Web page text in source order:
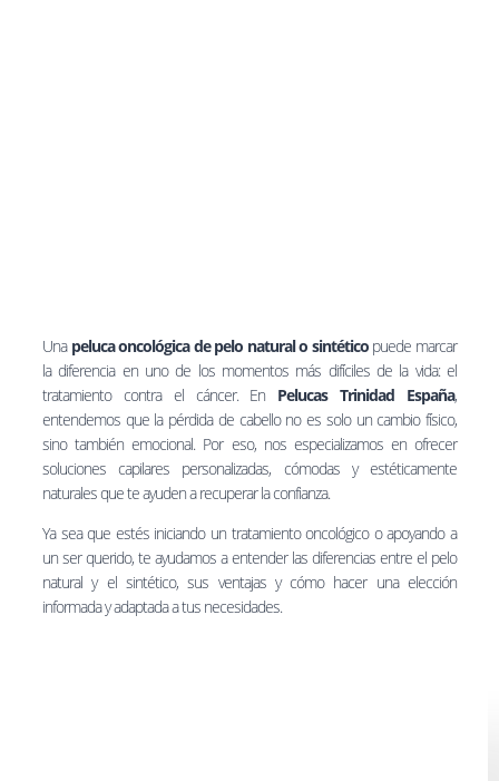
Una peluca oncológica de pelo natural o sintéticopuede marcar
la diferencia en uno de los momentos más difíciles de la vida: el
tratamiento contra el cáncer. En Pelucas Trinidad España,
entendemos que la pérdida de cabello no es solo un cambio físico,
sino también emocional. Por eso, nos especializamos en ofrecer
soluciones capilares personalizadas, cómodas y estéticamente
naturales que te ayuden a recuperar la confianza.
Ya sea que estés iniciando un tratamiento oncológico o apoyando a
un ser querido, te ayudamos a entender las diferencias entre el pelo
natural y el sintético, sus ventajas y cómo hacer una elección
informada y adaptada a tus necesidades.